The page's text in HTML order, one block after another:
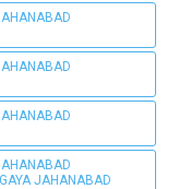
JAHANABAD